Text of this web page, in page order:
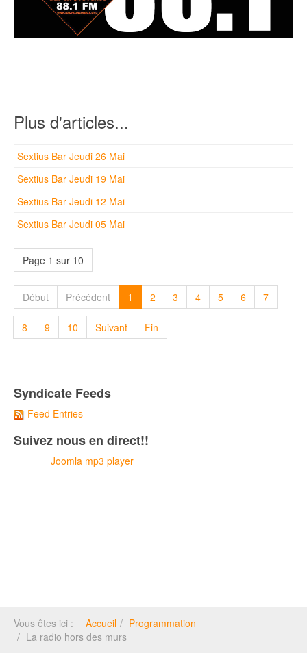
Plus d'articles...
Sextius Bar Jeudi 26 Mai
Sextius Bar Jeudi 19 Mai
Sextius Bar Jeudi 12 Mai
Sextius Bar Jeudi 05 Mai
Page 1 sur 10
Début Précédent 1 2 3 4 5 6 7
8 9 10 Suivant Fin
Syndicate Feeds
Feed Entries
Suivez nous en direct!!
Joomla mp3 player
Vous êtes ici : Accueil
Programmation
La radio hors des murs